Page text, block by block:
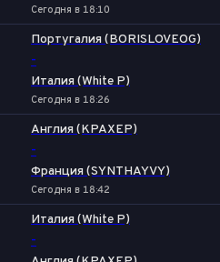
Сегодня в 18:10
Португалия (BORISLOVEOG)
-
Италия (White P)
Сегодня в 18:26
Англия (KPAXEP)
-
Франция (SYNTHAYVY)
Сегодня в 18:42
Италия (White P)
-